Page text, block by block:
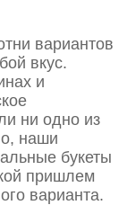
вариантов
вкус.
и
ни одно из
наши
букеты
пришлем
варианта.